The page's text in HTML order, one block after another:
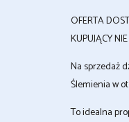
OFERTA
KUPUJĄCY
Na sprzedaż
Ślemienia w
To idealna